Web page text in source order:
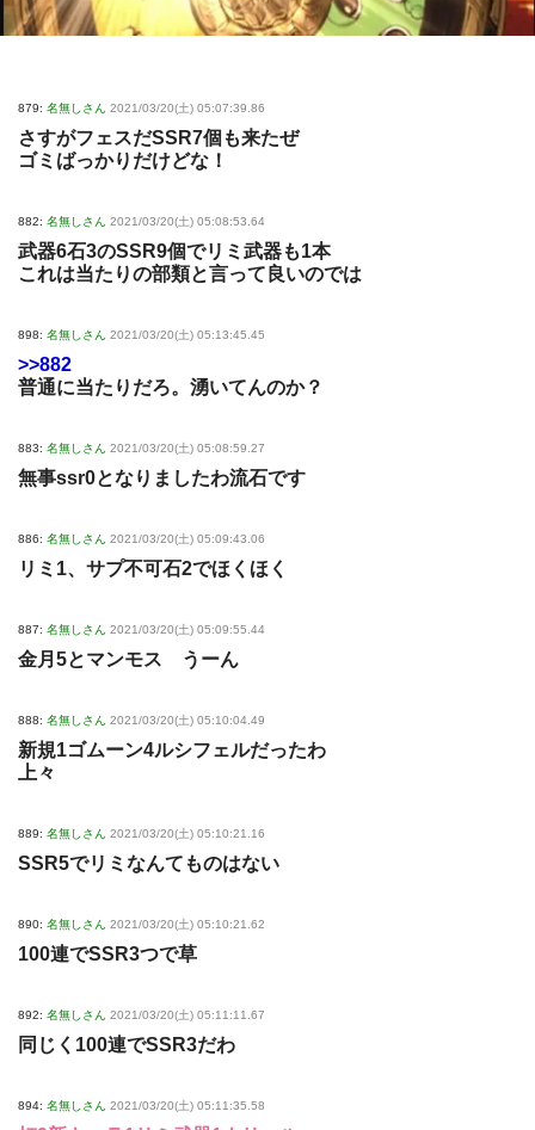
879: 名無しさん 2021/03/20(土) 05:07:39.86
さすがフェスだSSR7個も来たぜ
ゴミばっかりだけどな！
882: 名無しさん 2021/03/20(土) 05:08:53.64
武器6石3のSSR9個でリミ武器も1本
これは当たりの部類と言って良いのでは
898: 名無しさん 2021/03/20(土) 05:13:45.45
>>882
普通に当たりだろ。湧いてんのか？
883: 名無しさん 2021/03/20(土) 05:08:59.27
無事ssr0となりましたわ流石です
886: 名無しさん 2021/03/20(土) 05:09:43.06
リミ1、サプ不可石2でほくほく
887: 名無しさん 2021/03/20(土) 05:09:55.44
金月5とマンモス うーん
888: 名無しさん 2021/03/20(土) 05:10:04.49
新規1ゴムーン4ルシフェルだったわ
上々
889: 名無しさん 2021/03/20(土) 05:10:21.16
SSR5でリミなんてものはない
890: 名無しさん 2021/03/20(土) 05:10:21.62
100連でSSR3つで草
892: 名無しさん 2021/03/20(土) 05:11:11.67
同じく100連でSSR3だわ
894: 名無しさん 2021/03/20(土) 05:11:35.58